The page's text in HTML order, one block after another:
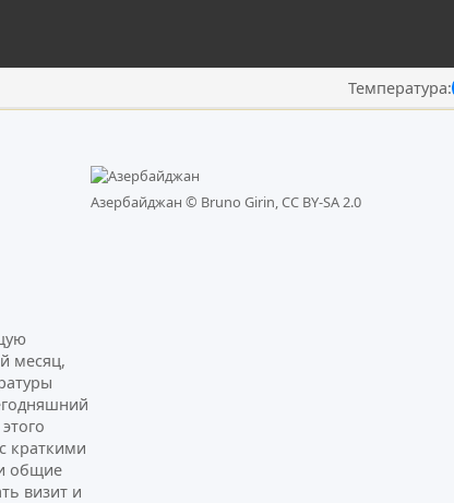
Температура:
месяц,
краткими
общие
визит и
Азербайджан © Bruno Girin, CC BY-SA 2.0